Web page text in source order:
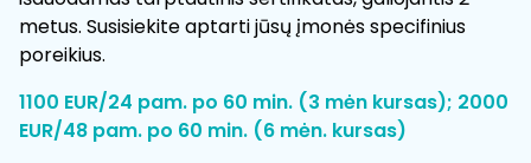
metus. Susisiekite aptarti jūsų įmonės specifinius
poreikius.
1100 EUR/24 pam. po 60 min. (3 mėn kursas); 2000
EUR/48 pam. po 60 min. (6 mėn. kursas)